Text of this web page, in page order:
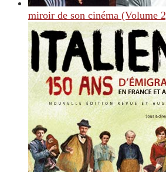
miroir de son cinéma (Volume